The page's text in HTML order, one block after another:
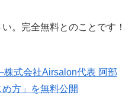
。完全無料とのことです！
株式会社Airsalon代表 阿部
方」を無料公開